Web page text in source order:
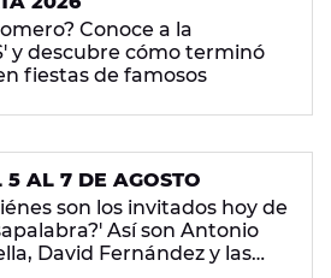
Conoce a la
y descubre cómo terminó
fiestas de famosos
5 AL 7 DE AGOSTO
son los invitados hoy de
Así son Antonio
David Fernández y las